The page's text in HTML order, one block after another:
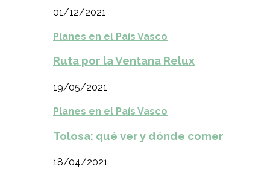
01/12/2021
Planes en el País Vasco
Ruta por la Ventana Relux
19/05/2021
Planes en el País Vasco
Tolosa: qué ver y dónde comer
18/04/2021